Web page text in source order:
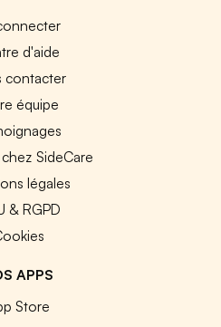
d'aide
contacter
équipe
SideCare
légales
& RGPD
APPS
Store